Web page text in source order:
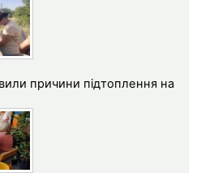
причини підтоплення на